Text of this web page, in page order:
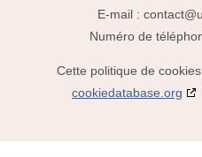
E-mail : contact@
Numéro de
Cette politique de
cookiedatabase.org